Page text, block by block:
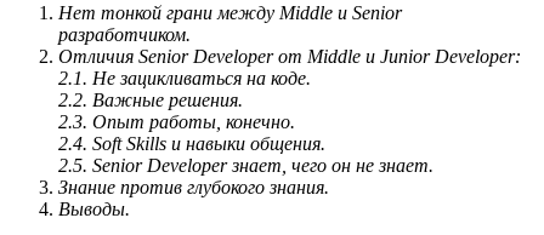
Нет тонкой грани между Middle и Senior
разработчиком.
Отличия Senior Developer от Middle и Junior Developer:
2.1. Не зацикливаться на коде.
2.2. Важные решения.
2.3. Опыт работы, конечно.
2.4. Soft Skills и навыки общения.
2.5. Senior Developer знает, чего он не знает.
Знание против глубокого знания.
Выводы.